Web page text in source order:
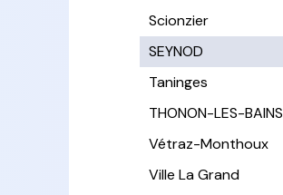
Scionzier
SEYNOD
Taninges
THONON-LES-BAINS
Vétraz-Monthoux
Ville La Grand